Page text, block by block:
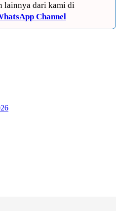
lainnya dari kami di
Channel